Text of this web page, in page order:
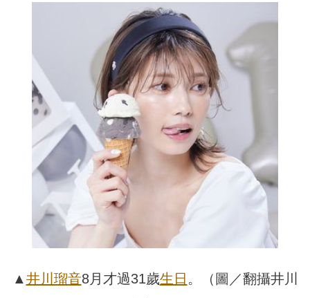
▲ 井川瑠音8月才過31歲生日 。（圖／翻攝井川